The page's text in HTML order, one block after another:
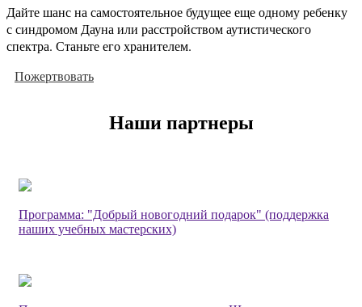
Дайте шанс на самостоятельное будущее еще одному ребенку
с синдромом Дауна или расстройством аутистического
спектра. Станьте его хранителем.
Пожертвовать
Наши партнеры
Программа: "Добрый новогодний подарок" (поддержка
наших учебных мастерских)